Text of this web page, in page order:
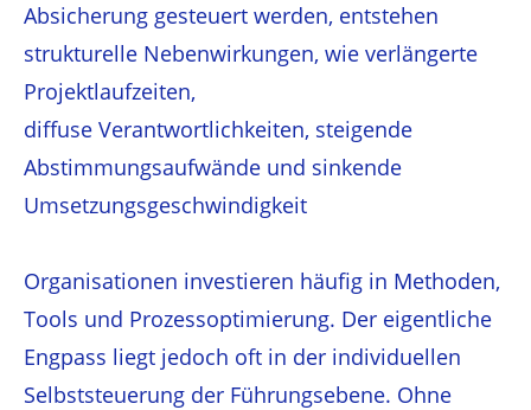
Absicherung gesteuert werden, entstehen
strukturelle Nebenwirkungen, wie verlängerte
Projektlaufzeiten,
diffuse Verantwortlichkeiten, steigende
Abstimmungsaufwände und sinkende
Umsetzungsgeschwindigkeit
Organisationen investieren häufig in Methoden,
Tools und Prozessoptimierung. Der eigentliche
Engpass liegt jedoch oft in der individuellen
Selbststeuerung der Führungsebene. Ohne